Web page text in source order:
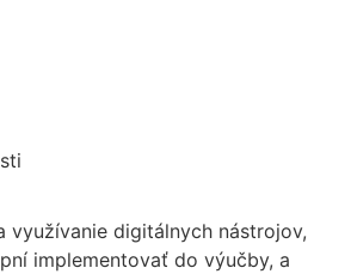
využívanie digitálnych nástrojov,
implementovať do výučby, a